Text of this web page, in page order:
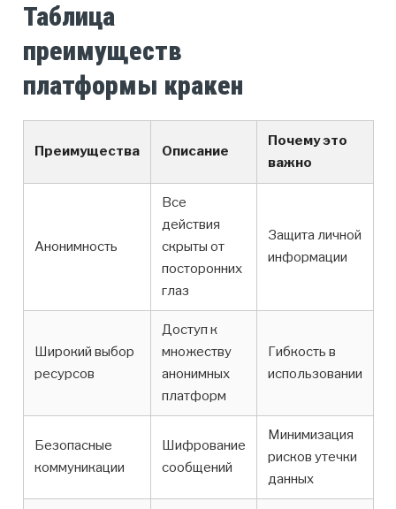
Таблица
преимуществ
платформы кракен
Преимущества Описание
Почему это
важно
Анонимность
Все
действия
скрыты от
посторонних
глаз
Защита личной
информации
Широкий выбор
ресурсов
Доступ к
множеству
анонимных
платформ
Гибкость в
использовании
Безопасные
коммуникации
Шифрование
сообщений
Минимизация
рисков утечки
данных